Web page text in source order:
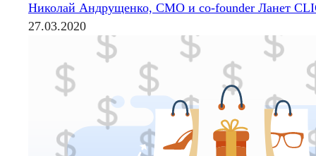
Николай Андрущенко, CMO и co-founder Ланет
27.03.2020